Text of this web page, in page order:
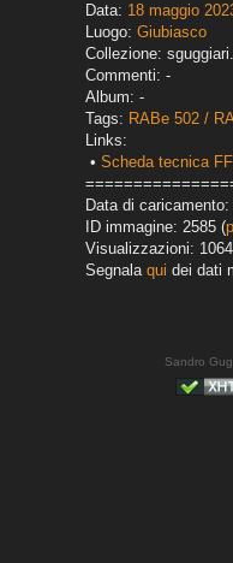
Data: 18 maggio
Luogo: Giubiasco
Collezione:
Commenti: -
Album: -
Tags: RABe 502 /
Links:
• Scheda tecnica
Data di
ID immagine: 2585 (
Visualizzazioni: 1064
Segnala qui dei dati
Sandro